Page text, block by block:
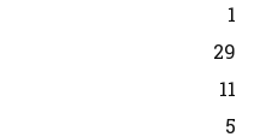
1
29
11
5